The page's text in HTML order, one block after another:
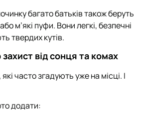
багато батьків також беруть
м’які пуфи. Вони легкі, безпечні
твердих кутів.
від сонця та комах
часто згадують уже на місці. І
додати: